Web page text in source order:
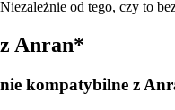
od tego, czy to
Anran*
kompatybilne z